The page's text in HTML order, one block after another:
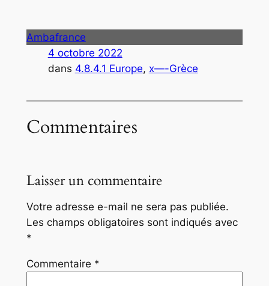
Ambafrance
4 octobre 2022
dans 4.8.4.1 Europe, x—-Grèce
Commentaires
Laisser un commentaire
Votre adresse e-mail ne sera pas publiée.
Les champs obligatoires sont indiqués avec
*
Commentaire *